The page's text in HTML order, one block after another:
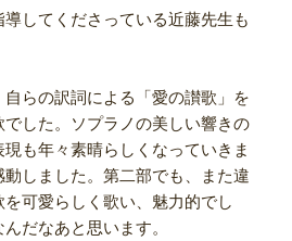
してくださっている近藤先生も
らの訳詞による「愛の讃歌」を
した。ソプラノの美しい響きの
も年々素晴らしくなっていきま
しました。第二部でも、また違
可愛らしく歌い、魅力的でし
だなあと思います。